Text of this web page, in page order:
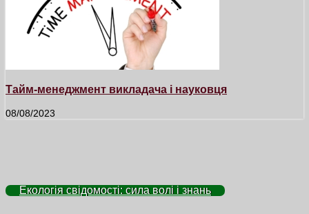
Тайм-менеджмент викладача і науковця
08/08/2023
Екологія свідомості: сила волі і знань